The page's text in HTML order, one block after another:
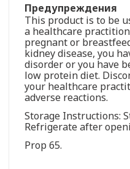
Предупреждения
This product is to be
a healthcare
pregnant or
kidney disease, you
disorder or you have
low protein diet.
your healthcare
adverse reactions.
Storage Instructions:
Refrigerate after
Prop 65.